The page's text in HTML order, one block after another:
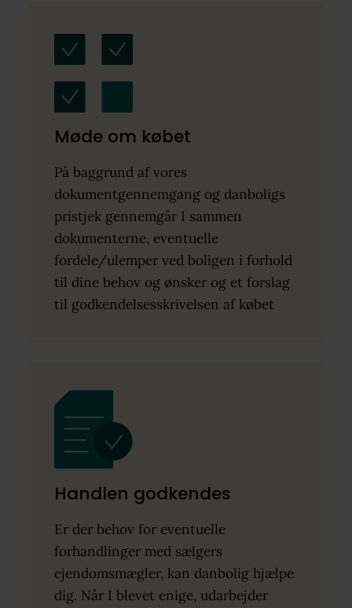
Møde om købet
På baggrund af vores
dokumentgennemgang og danboligs
pristjek gennemgår I sammen
dokumenterne, eventuelle
fordele/ulemper ved boligen i forhold
til dine behov og ønsker og et forslag
til godkendelsesskrivelsen af købet
Handlen godkendes
Er der behov for eventuelle
forhandlinger med sælgers
ejendomsmægler, kan danbolig hjælpe
dig. Når I blevet enige, udarbejder